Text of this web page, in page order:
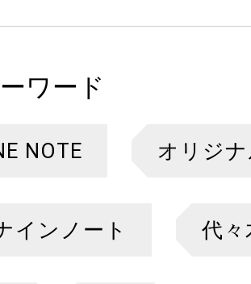
ワード
NOTE オリジ
インノート 代々